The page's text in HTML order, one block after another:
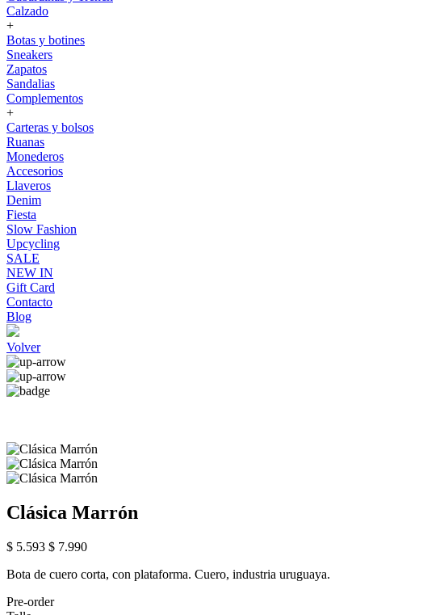
Calzado
+
Botas y botines
Sneakers
Zapatos
Sandalias
Complementos
+
Carteras y bolsos
Ruanas
Monederos
Accesorios
Llaveros
Denim
Fiesta
Slow Fashion
Upcycling
SALE
NEW IN
Gift Card
Contacto
Blog
Volver
Clásica Marrón
$ 5.593 $ 7.990
Bota de cuero corta, con plataforma. Cuero, industria uruguaya.
Pre-order